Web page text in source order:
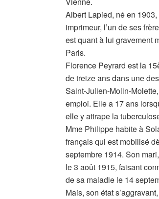
Albert Lapied, né en
imprimeur, l’un de ses
est quant à lui gravement
Paris.
Florence Peyrard est la
de treize ans dans une
Saint-Julien-Molin-
emploi. Elle a 17 ans
elle y attrape la
Mme Philippe habite à
français qui est mobilisé
septembre 1914. Son
le 3 août 1915, faisant
de sa maladie le 14
Mais, son état